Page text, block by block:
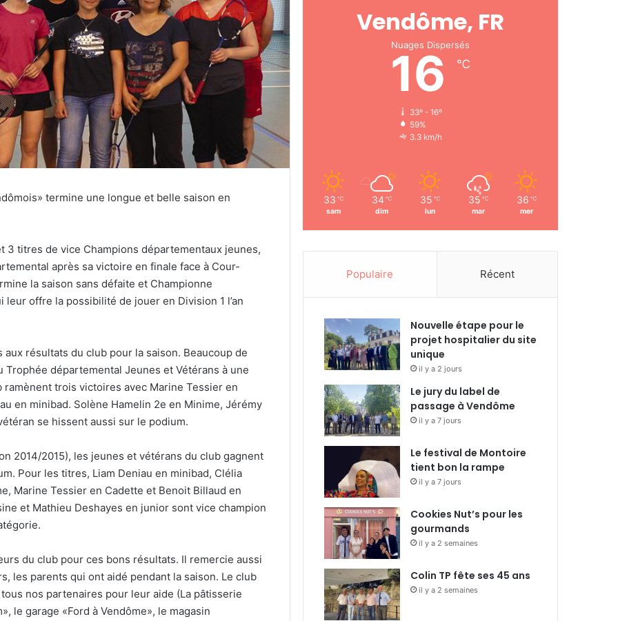
termine une longue et belle saison en
3 titres de vice Champions départementaux jeunes,
après sa victoire en finale face à Cour-
la saison sans défaite et Championne
offre la possibilité de jouer en Division 1 l’an
résultats du club pour la saison. Beaucoup de
départemental Jeunes et Vétérans à une
trois victoires avec Marine Tessier en
en minibad. Solène Hamelin 2e en Minime, Jérémy
se hissent aussi sur le podium.
2014/2015), les jeunes et vétérans du club gagnent
Pour les titres, Liam Deniau en minibad, Clélia
Marine Tessier en Cadette et Benoit Billaud en
et Mathieu Deshayes en junior sont vice champion
du club pour ces bons résultats. Il remercie aussi
les parents qui ont aidé pendant la saison. Le club
nos partenaires pour leur aide (La pâtisserie
le garage «Ford à Vendôme», le magasin
Vendôme, FR
Nuages Dispersés
16 ℃
33º - 16º
59%
3.3 km/h
33 ℃
sam
34 ℃
dim
35 ℃
lun
35 ℃
mar
36 ℃
mer
Populaire Récent
Nouvelle étape pour le
projet hospitalier du site
unique
il y a 2 jours
Le jury du label de
passage à Vendôme
il y a 7 jours
Le festival de Montoire
tient bon la rampe
il y a 7 jours
Cookies Nut’s pour les
gourmands
il y a 2 semaines
Colin TP fête ses 45 ans
il y a 2 semaines